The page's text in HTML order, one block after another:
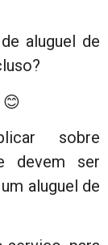
aluguel de
sobre
devem ser
aluguel de